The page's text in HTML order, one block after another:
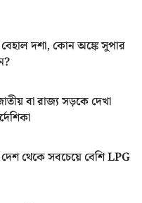
দশা, কোন অঙ্কে সুপার
বা রাজ্য সড়কে দেখা
থেকে সবচেয়ে বেশি LPG